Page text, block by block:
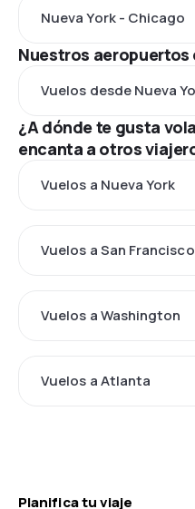
Nueva York - Chicago
Nuestros aeropuertos
Vuelos desde Nueva
¿A dónde te gusta
encanta a otros
Vuelos a Nueva York
Vuelos a San Francisco
Vuelos a Washington
Vuelos a Atlanta
Planifica tu viaje